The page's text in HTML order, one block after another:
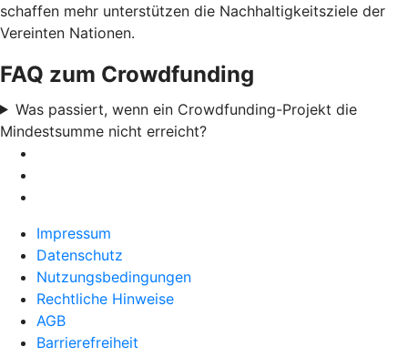
schaffen mehr unterstützen die Nachhaltigkeitsziele der
Vereinten Nationen.
FAQ zum Crowdfunding
Was passiert, wenn ein Crowdfunding-Projekt die
Mindestsumme nicht erreicht?
Impressum
Datenschutz
Nutzungsbedingungen
Rechtliche Hinweise
AGB
Barrierefreiheit